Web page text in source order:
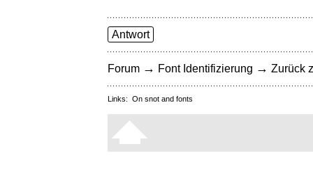
Antwort
Forum → Font Identifizierung → Zurück
Links: On snot and fonts